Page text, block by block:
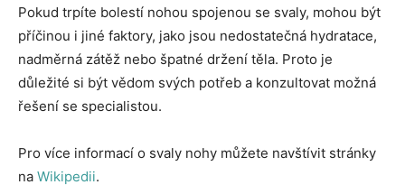
Pokud trpíte bolestí nohou spojenou se svaly, mohou být
příčinou i jiné faktory, jako jsou nedostatečná hydratace,
nadměrná zátěž nebo špatné držení těla. Proto je
důležité si být vědom svých potřeb a konzultovat možná
řešení se specialistou.
Pro více informací o svaly nohy můžete navštívit stránky
na Wikipedii.